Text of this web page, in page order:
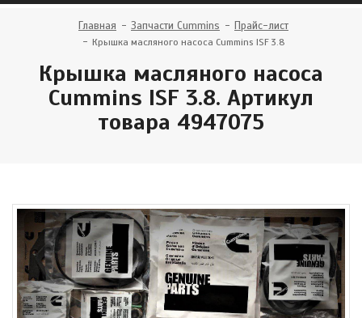
Главная Запчасти Cummins Прайс-лист
Крышка масляного насоса Cummins ISF 3.8
Крышка масляного насоса
Cummins ISF 3.8. Артикул
товара 4947075